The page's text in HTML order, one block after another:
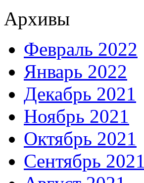
Архивы
Февраль 2022
Январь 2022
Декабрь 2021
Ноябрь 2021
Октябрь 2021
Сентябрь 2021